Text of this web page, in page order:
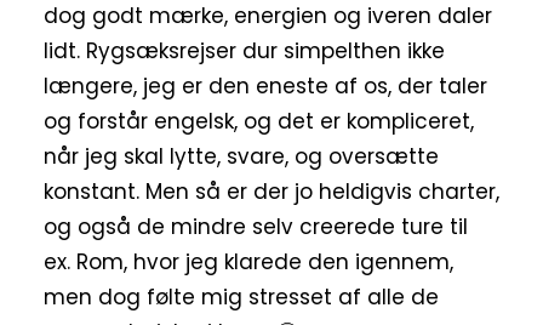
dog godt mærke, energien og iveren daler
lidt. Rygsæksrejser dur simpelthen ikke
længere, jeg er den eneste af os, der taler
og forstår engelsk, og det er kompliceret,
når jeg skal lytte, svare, og oversætte
konstant. Men så er der jo heldigvis charter,
og også de mindre selv creerede ture til
ex. Rom, hvor jeg klarede den igennem,
men dog følte mig stresset af alle de